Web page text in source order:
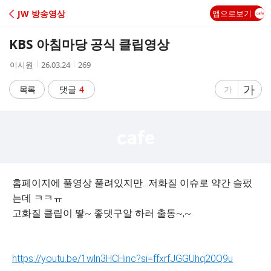
C
A
JW 방송영상 앱으로보기
KBS 아침마당 공식 클립영상
작
자
이시원
작
시
간
26.03.24
조
수
269
목록 댓글 4
글
게
가
글
자
게
가
홈페이지에 풀영상 풀려있지만...저화질 이슈로 약간 슬펐
는데 ㅋㅋㅠ
고화질 클립이 뙇~ 좋댓구알 하러 출동~,~
https://youtu.be/1wln3HCHinc?si=ffxrfJGGUhq20Q9u